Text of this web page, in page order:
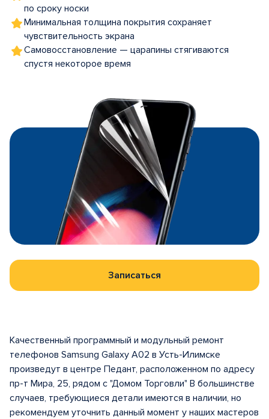
по сроку носки
Минимальная толщина покрытия сохраняет
чувствительность экрана
Самовосстановление — царапины стягиваются
спустя некоторое время
Записаться
Качественный программный и модульный ремонт
телефонов Samsung Galaxy A02 в Усть-Илимске
произведут в центре Педант, расположенном по адресу
пр-т Мира, 25, рядом с "Домом Торговли" В большинстве
случаев, требующиеся детали имеются в наличии, но
рекомендуем уточнить данный момент у наших мастеров